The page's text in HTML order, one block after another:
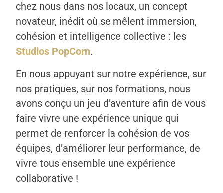
chez nous dans nos locaux, un concept
novateur, inédit où se mêlent immersion,
cohésion et intelligence collective : les
Studios PopCorn.
En nous appuyant sur notre expérience, sur
nos pratiques, sur nos formations, nous
avons conçu un jeu d’aventure afin de vous
faire vivre une expérience unique qui
permet de renforcer la cohésion de vos
équipes, d’améliorer leur performance, de
vivre tous ensemble une expérience
collaborative !